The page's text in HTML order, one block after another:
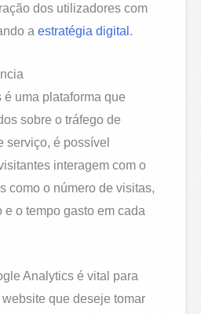
dos utilizadores com
aestratégia digital .
uma plataforma que
sobre o tráfego de
serviço, é possível
interagem com o
como o número de visitas,
e o tempo gasto em cada
Analytics é vital para
que deseje tomar